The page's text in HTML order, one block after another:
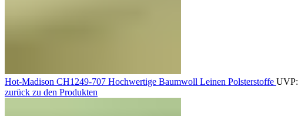
Hot-Madison CH1249-707 Hochwertige Baumwoll Leinen Polsterstoffe UVP:
zurück zu den Produkten